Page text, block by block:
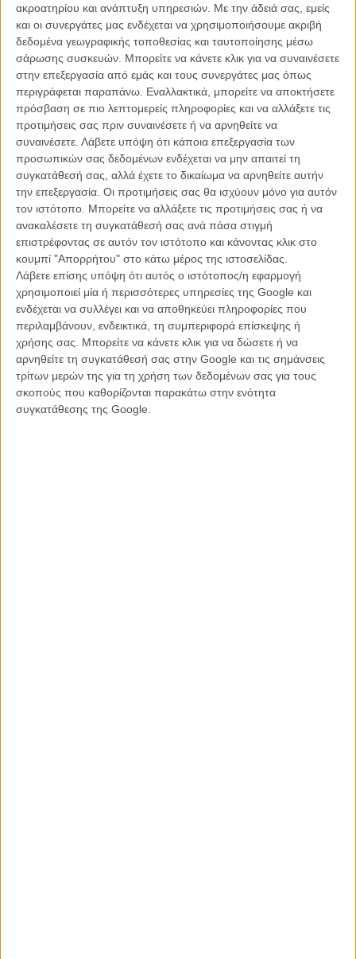
ακροατηρίου και ανάπτυξη υπηρεσιών. Με την άδειά σας, εμείς
και οι συνεργάτες μας ενδέχεται να χρησιμοποιήσουμε ακριβή
δεδομένα γεωγραφικής τοποθεσίας και ταυτοποίησης μέσω
σάρωσης συσκευών. Μπορείτε να κάνετε κλικ για να συναινέσετε
στην επεξεργασία από εμάς και τους συνεργάτες μας όπως
περιγράφεται παραπάνω. Εναλλακτικά, μπορείτε να αποκτήσετε
πρόσβαση σε πιο λεπτομερείς πληροφορίες και να αλλάξετε τις
προτιμήσεις σας πριν συναινέσετε ή να αρνηθείτε να
συναινέσετε. Λάβετε υπόψη ότι κάποια επεξεργασία των
προσωπικών σας δεδομένων ενδέχεται να μην απαιτεί τη
συγκατάθεσή σας, αλλά έχετε το δικαίωμα να αρνηθείτε αυτήν
την επεξεργασία. Οι προτιμήσεις σας θα ισχύουν μόνο για αυτόν
τον ιστότοπο. Μπορείτε να αλλάξετε τις προτιμήσεις σας ή να
ανακαλέσετε τη συγκατάθεσή σας ανά πάσα στιγμή
επιστρέφοντας σε αυτόν τον ιστότοπο και κάνοντας κλικ στο
κουμπί "Απορρήτου" στο κάτω μέρος της ιστοσελίδας.
Λάβετε επίσης υπόψη ότι αυτός ο ιστότοπος/η εφαρμογή
χρησιμοποιεί μία ή περισσότερες υπηρεσίες της Google και
ενδέχεται να συλλέγει και να αποθηκεύει πληροφορίες που
περιλαμβάνουν, ενδεικτικά, τη συμπεριφορά επίσκεψης ή
χρήσης σας. Μπορείτε να κάνετε κλικ για να δώσετε ή να
αρνηθείτε τη συγκατάθεσή σας στην Google και τις σημάνσεις
τρίτων μερών της για τη χρήση των δεδομένων σας για τους
σκοπούς που καθορίζονται παρακάτω στην ενότητα
συγκατάθεσης της Google.
Σκηνές από την προβολή του «Afterpop» του Δημήτρη Ζιβόπουλου
για τον Δημήτρη Σκύλλα και τη μικρή συναυλία που ακολούθησε